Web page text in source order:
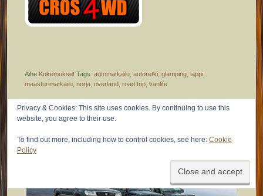
Aihe: Kokemukset Tags:automatkailu ,autoretki ,glamping lappi
maasturimatkailu ,norja ,overland ,road trip ,vanlife
Maastoautoseikkailu Lapissa
Privacy & Cookies: This site uses cookies. By continuing to use this
website, you agree to their use.
To find out more, including how to control cookies, see here: Cookie
Policy